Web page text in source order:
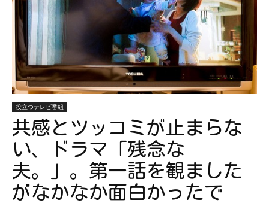
役立つテレビ番組
共感とツッコミが止まらな
い、ドラマ「残念な
夫。」。第一話を観ました
がなかなか面白かったで